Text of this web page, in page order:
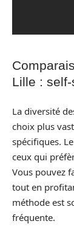
Lille :
La diversité
choix plus
spécifiques. Le
ceux qui
Vous pouvez
tout en
méthode est
fréquente.